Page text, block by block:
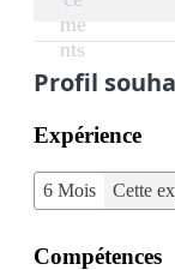
me
nts
Profil
Expérience
6 Mois Cette
Compétences